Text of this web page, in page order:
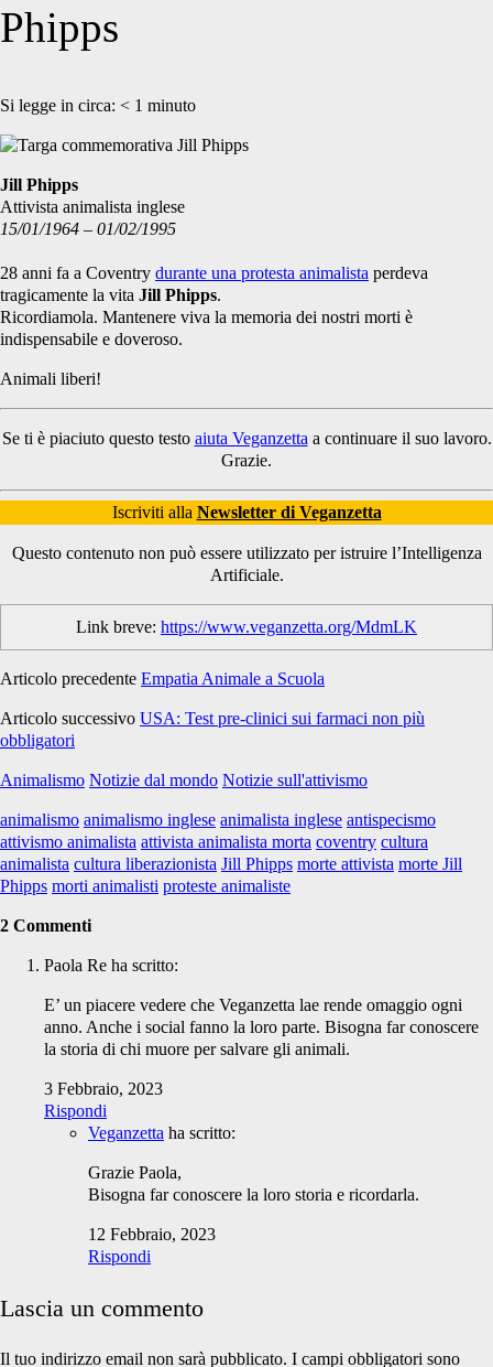
Phipps
Si legge in circa: < 1 minuto
Jill Phipps
Attivista animalista inglese
15/01/1964 – 01/02/1995
28 anni fa a Coventry durante una protesta animalista perdeva
tragicamente la vita Jill Phipps.
Ricordiamola. Mantenere viva la memoria dei nostri morti è
indispensabile e doveroso.
Animali liberi!
Se ti è piaciuto questo testo aiuta Veganzetta a continuare il suo lavoro.
Grazie.
Iscriviti alla Newsletter di Veganzetta
Questo contenuto non può essere utilizzato per istruire l’Intelligenza
Artificiale.
Link breve: https://www.veganzetta.org/MdmLK
Articolo precedente Empatia Animale a Scuola
Articolo successivo USA: Test pre-clinici sui farmaci non più
obbligatori
Animalismo Notizie dal mondo Notizie sull'attivismo
animalismo animalismo inglese animalista inglese antispecismo
attivismo animalista attivista animalista morta coventry cultura
animalista cultura liberazionista Jill Phipps morte attivista morte Jill
Phipps morti animalisti proteste animaliste
2 Commenti
Paola Re ha scritto:
E’ un piacere vedere che Veganzetta lae rende omaggio ogni
anno. Anche i social fanno la loro parte. Bisogna far conoscere
la storia di chi muore per salvare gli animali.
3 Febbraio, 2023
Rispondi
Veganzetta ha scritto:
Grazie Paola,
Bisogna far conoscere la loro storia e ricordarla.
12 Febbraio, 2023
Rispondi
Lascia un commento
Il tuo indirizzo email non sarà pubblicato. I campi obbligatori sono